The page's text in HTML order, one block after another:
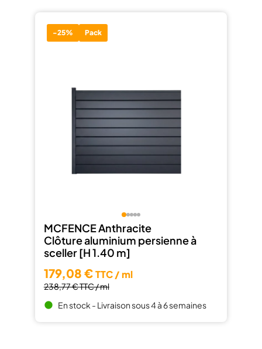
-25% Pack
MCFENCE Anthracite
Clôture aluminium persienne à
sceller [H 1.40 m]
179,08 €TTC / ml
238,77 €TTC / ml
brightness_1 En stock - Livraison sous 4 à 6 semaines